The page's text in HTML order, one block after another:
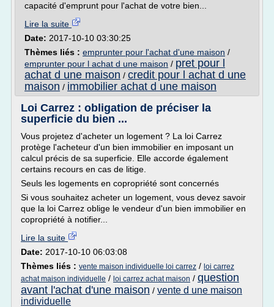
capacité d'emprunt pour l'achat de votre bien...
Lire la suite
Date: 2017-10-10 03:30:25
Thèmes liés : emprunter pour l'achat d'une maison /
emprunter pour l achat d une maison / pret pour l
achat d une maison / credit pour l achat d une
maison / immobilier achat d une maison
Loi Carrez : obligation de préciser la
superficie du bien ...
Vous projetez d'acheter un logement ? La loi Carrez
protège l'acheteur d'un bien immobilier en imposant un
calcul précis de sa superficie. Elle accorde également
certains recours en cas de litige.
Seuls les logements en copropriété sont concernés
Si vous souhaitez acheter un logement, vous devez savoir
que la loi Carrez oblige le vendeur d'un bien immobilier en
copropriété à notifier...
Lire la suite
Date: 2017-10-10 06:03:08
Thèmes liés : vente maison individuelle loi carrez / loi carrez
achat maison individuelle / loi carrez achat maison / question
avant l'achat d'une maison / vente d une maison
individuelle